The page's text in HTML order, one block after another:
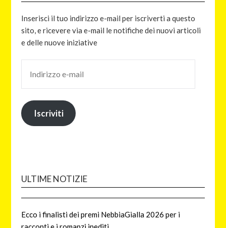
Inserisci il tuo indirizzo e-mail per iscriverti a questo
sito, e ricevere via e-mail le notifiche dei nuovi articoli
e delle nuove iniziative
Iscriviti
ULTIME NOTIZIE
Ecco i finalisti dei premi NebbiaGialla 2026 per i